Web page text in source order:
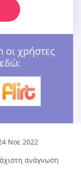
χρήστες
Νοε 2022
ανάγνωση